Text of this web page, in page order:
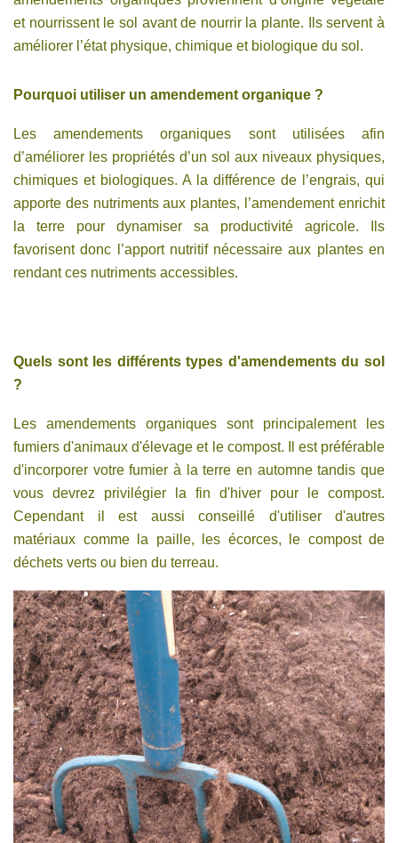
et nourrissent le sol avant de nourrir la plante. Ils servent à
améliorer l’état physique, chimique et biologique du sol.
Pourquoi utiliser un amendement organique ?
Les amendements organiques sont utilisées afin
d’améliorer les propriétés d’un sol aux niveaux physiques,
chimiques et biologiques. A la différence de l’engrais, qui
apporte des nutriments aux plantes, l’amendement enrichit
la terre pour dynamiser sa productivité agricole. Ils
favorisent donc l’apport nutritif nécessaire aux plantes en
rendant ces nutriments accessibles.
Quels sont les différents types d'amendements du sol
?
Les amendements organiques sont principalement les
fumiers d'animaux d'élevage et le compost. Il est préférable
d'incorporer votre fumier à la terre en automne tandis que
vous devrez privilégier la fin d'hiver pour le compost.
Cependant il est aussi conseillé d'utiliser d'autres
matériaux comme la paille, les écorces, le compost de
déchets verts ou bien du terreau.